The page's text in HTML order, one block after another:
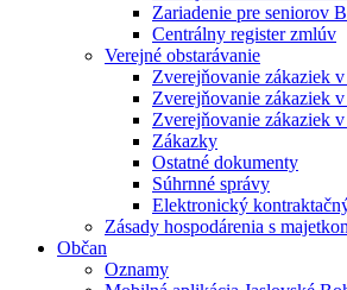
Zariadenie pre seniorov
Centrálny register zmlúv
Verejné obstarávanie
Zverejňovanie zákaziek
Zverejňovanie zákaziek
Zverejňovanie zákaziek
Zákazky
Ostatné dokumenty
Súhrnné správy
Elektronický
Zásady hospodárenia s
Občan
Oznamy